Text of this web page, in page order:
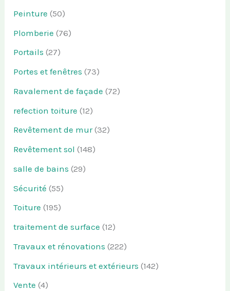
Peinture (50)
Plomberie (76)
Portails (27)
Portes et fenêtres (73)
Ravalement de façade (72)
refection toiture (12)
Revêtement de mur(32)
Revêtement sol (148)
salle de bains (29)
Sécurité (55)
Toiture (195)
traitement de surface (12)
Travaux et rénovations (222)
Travaux intérieurs et extérieurs (142)
Vente (4)